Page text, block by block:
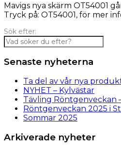
Mavigs nya skärm OT54001
Tryck på: OT54001, för mer
Sök efter:
Senaste nyheterna
Ta del av vår nya
NYHET – Kylvästar
Tävling Röntgenveckan
Röntgenveckan 2025 i
Sommar 2025
Arkiverade nyheter